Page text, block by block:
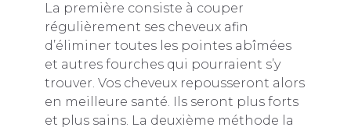
La première consiste à couper
régulièrement ses cheveux afin
d’éliminer toutes les pointes abîmées
et autres fourches qui pourraient s’y
trouver. Vos cheveux repousseront alors
en meilleure santé. Ils seront plus forts
et plus sains. La deuxième méthode la